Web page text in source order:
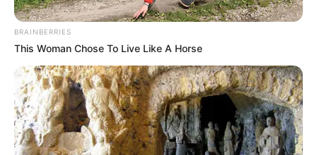
BRAINBERRIES
This Woman Chose To Live Like A Horse